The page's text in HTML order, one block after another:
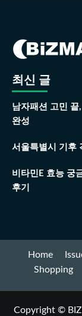
최신 글
남자패션 고민 끝
완성
서울특별시 기후
비타민E 효능 궁
후기
Home
Shopping
Copyright ©